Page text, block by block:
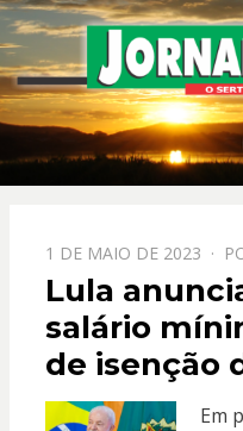
PPOSTADO
EM
1 DE MAIO DE 2023
Lula
salário
de isenção
Em